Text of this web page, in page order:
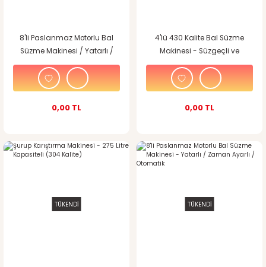
8'li Paslanmaz Motorlu Bal
Süzme Makinesi / Yatarlı /
Zaman Ayarlı / Tam
Otomatik / Lcd Ekran
0,00 TL
4'lü 430 Kalite Bal Süzme
Makinesi - Süzgeçli ve
Dinlendirmeli
0,00 TL
TÜKENDİ TÜKENDİ